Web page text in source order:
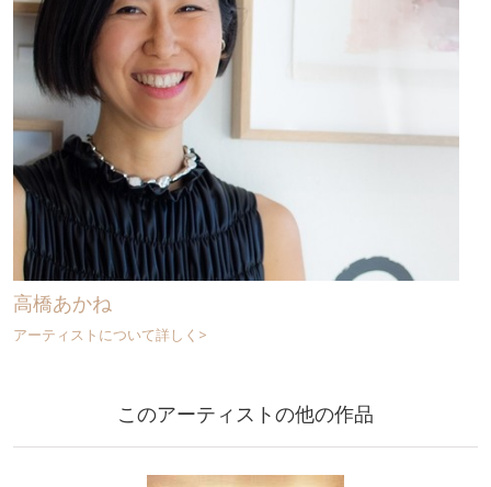
高橋あかね
アーティストについて詳しく>
このアーティストの他の作品